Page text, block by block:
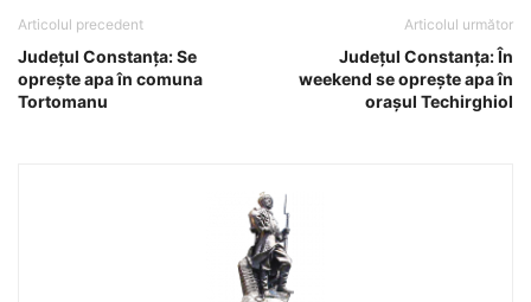
Articolul precedent
Judeţul Constanţa: Se
oprește apa în comuna
Tortomanu
Articolul următor
Judeţul Constanţa: În
weekend se oprește apa în
orașul Techirghiol